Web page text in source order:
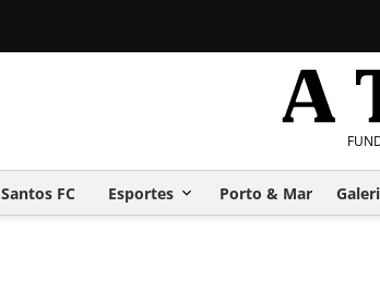
Santos FC Esportes Porto & Mar